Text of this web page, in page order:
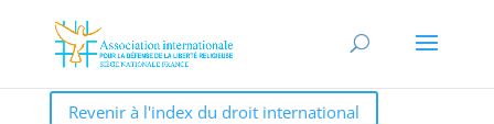
Revenir à l'index du droit international